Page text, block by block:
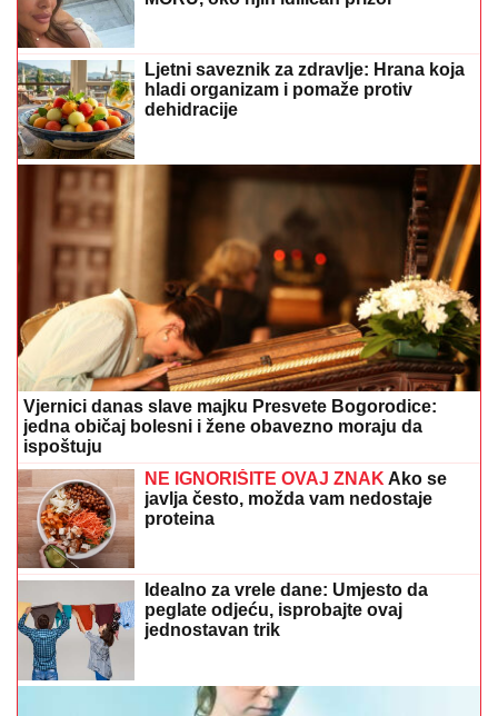
Ljetni saveznik za zdravlje: Hrana koja
hladi organizam i pomaže protiv
dehidracije
Vjernici danas slave majku Presvete Bogorodice:
jedna običaj bolesni i žene obavezno moraju da
ispoštuju
NE IGNORIŠITE OVAJ ZNAK Ako se
javlja često, možda vam nedostaje
proteina
Idealno za vrele dane: Umjesto da
peglate odjeću, isprobajte ovaj
jednostavan trik